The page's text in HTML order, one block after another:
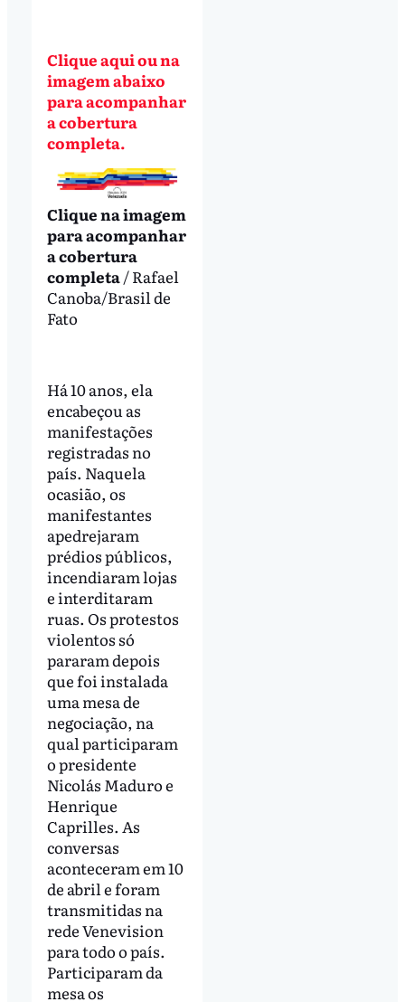
Clique aqui ou na
imagem abaixo
para acompanhar
a cobertura
completa.
Clique na imagem
para acompanhar
a cobertura
completa/ Rafael
Canoba/Brasil de
Fato
Há 10 anos, ela
encabeçou as
manifestações
registradas no
país. Naquela
ocasião, os
manifestantes
apedrejaram
prédios públicos,
incendiaram lojas
e interditaram
ruas. Os protestos
violentos só
pararam depois
que foi instalada
uma mesa de
negociação, na
qual participaram
o presidente
Nicolás Maduro e
Henrique
Caprilles. As
conversas
aconteceram em 10
de abril e foram
transmitidas na
rede Venevision
para todo o país.
Participaram da
mesa os